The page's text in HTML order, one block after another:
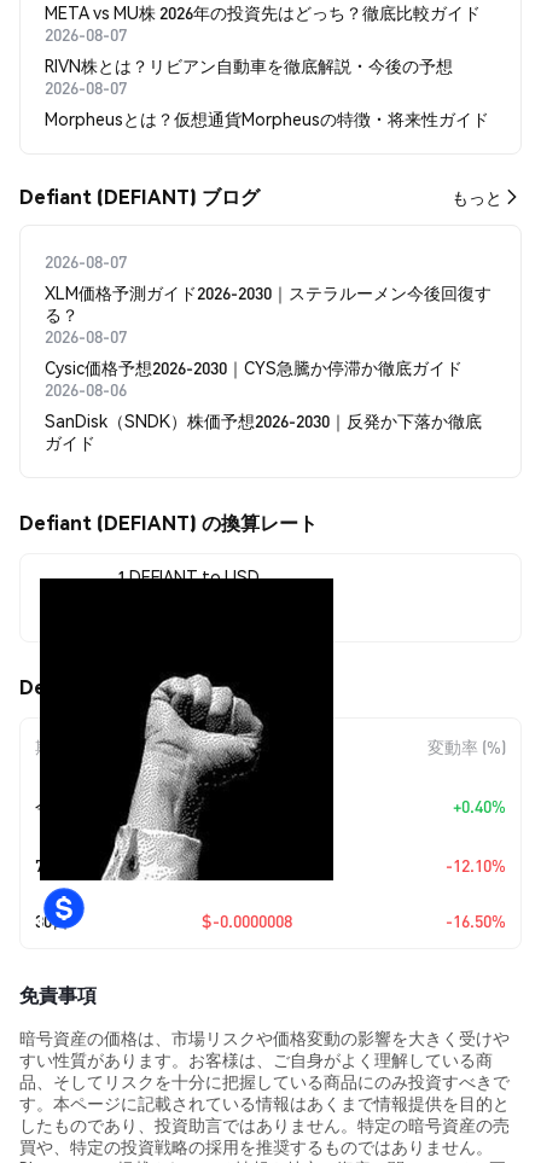
META vs MU株 2026年の投資先はどっち？徹底比較ガイド
2026-08-07
RIVN株とは？リビアン自動車を徹底解説・今後の予想
2026-08-07
Morpheusとは？仮想通貨Morpheusの特徴・将来性ガイド
Defiant (DEFIANT) ブログ もっと
2026-08-07
XLM価格予測ガイド2026-2030｜ステラルーメン今後回復す
る？
2026-08-07
Cysic価格予想2026-2030｜CYS急騰か停滞か徹底ガイド
2026-08-06
SanDisk（SNDK）株価予想2026-2030｜反発か下落か徹底
ガイド
Defiant (DEFIANT) の換算レート
1 DEFIANT to USD
Defiant (DEFIANT) の価格変動
期間 金額変動 変動率 (%)
今日 + +0.40%
7日 -12.10%
30日 $-0.0000008 -16.50%
免責事項
暗号資産の価格は、市場リスクや価格変動の影響を大きく受けや
すい性質があります。お客様は、ご自身がよく理解している商
品、そしてリスクを十分に把握している商品にのみ投資すべきで
す。本ページに記載されている情報はあくまで情報提供を目的と
したものであり、投資助言ではありません。特定の暗号資産の売
買や、特定の投資戦略の採用を推奨するものではありません。